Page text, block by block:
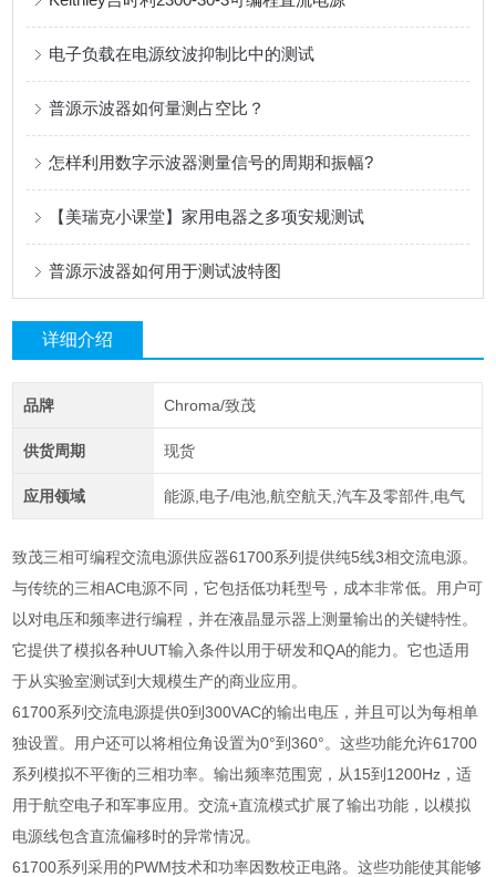
电子负载在电源纹波抑制比中的测试
普源示波器如何量测占空比？
怎样利用数字示波器测量信号的周期和振幅?
【美瑞克小课堂】家用电器之多项安规测试
普源示波器如何用于测试波特图
详细介绍
品牌 Chroma/致茂
供货周期 现货
应用领域 能源,电子/电池,航空航天,汽车及零部件,电气
致茂三相可编程交流电源供应器61700系列提供纯5线3相交流电源。
与传统的三相AC电源不同，它包括低功耗型号，成本非常低。用户可
以对电压和频率进行编程，并在液晶显示器上测量输出的关键特性。
它提供了模拟各种UUT输入条件以用于研发和QA的能力。它也适用
于从实验室测试到大规模生产的商业应用。
61700系列交流电源提供0到300VAC的输出电压，并且可以为每相单
独设置。用户还可以将相位角设置为0°到360°。这些功能允许61700
系列模拟不平衡的三相功率。输出频率范围宽，从15到 1200Hz ，适
用于航空电子和军事应用。交流+直流模式扩展了输出功能，以模拟
电源线包含直流偏移时的异常情况。
61700系列采用的PWM技术和功率因数校正电路。这些功能使其能够